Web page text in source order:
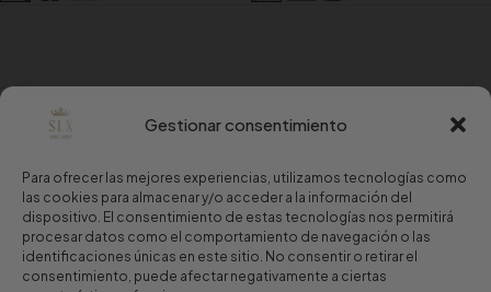
Gestionar consentimiento
Para ofrecer las mejores experiencias, utilizamos tecnologías como
las cookies para almacenar y/o acceder a la información del
dispositivo. El consentimiento de estas tecnologías nos permitirá
procesar datos como el comportamiento de navegación o las
identificaciones únicas en este sitio. No consentir o retirar el
consentimiento, puede afectar negativamente a ciertas